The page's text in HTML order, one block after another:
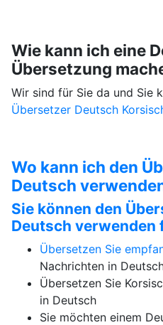
Wie kann ich eine
Übersetzung
Wir sind für Sie da und Sie
Übersetzer Deutsch
Wo kann ich den
Deutsch
Sie können den
Deutsch verwenden
Übersetzen Sie
Nachrichten in
Übersetzen Sie
in Deutsch
Sie möchten einem